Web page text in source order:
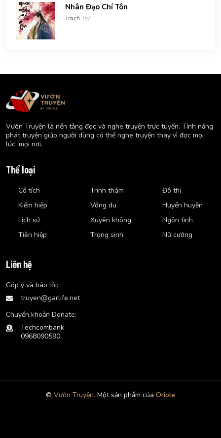
Nhân Đạo Chí Tôn
Trạch Trư
Vườn Truyện là nền tảng đọc và nghe truyện trực tuyến. Tính năng
phát truyện giúp người dùng có thể nghe truyện thay vì đọc mọi
lúc, mọi nơi.
Thể loại
Cổ tích
Kiếm hiệp
Lịch sử
Tiên hiệp
Trinh thám
Võng du
Xuyên không
Trọng sinh
Đô thị
Huyền huyễn
Ngôn tình
Nữ cường
Liên hệ
Góp ý và báo lỗi:
truyen@garlife.net
Chuyển khoản Donate:
Techcombank
0968090590
© Vườn Truyện. Một sản phẩm của Oriole